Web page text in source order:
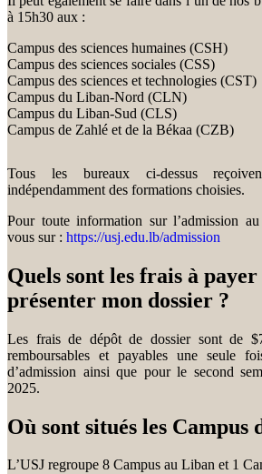
à 15h30 aux :
Campus des sciences humaines (CSH)
Campus des sciences sociales (CSS)
Campus des sciences et technologies (CST)
Campus du Liban-Nord (CLN)
Campus du Liban-Sud (CLS)
Campus de Zahlé et de la Békaa (CZB)
Tous les bureaux ci-dessus
indépendamment des formations choisies.
Pour toute information sur l’admission
vous sur : https://usj.edu.lb/admission
Quels sont les frais à
présenter mon dossier ?
Les frais de dépôt de dossier sont de
remboursables et payables une seule
d’admission ainsi que pour le second
2025.
Où sont situés les Campus
L’USJ regroupe 8 Campus au Liban et 1